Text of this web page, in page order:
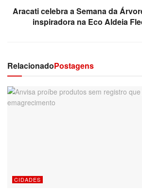
Aracati celebra a Semana da
inspiradora na Eco Aldeia
RelacionadoPostagens
CIDADES